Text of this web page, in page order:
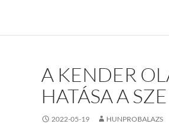
A KENDER
HATÁSA A
2022-05-19 HUNPROBALAZS